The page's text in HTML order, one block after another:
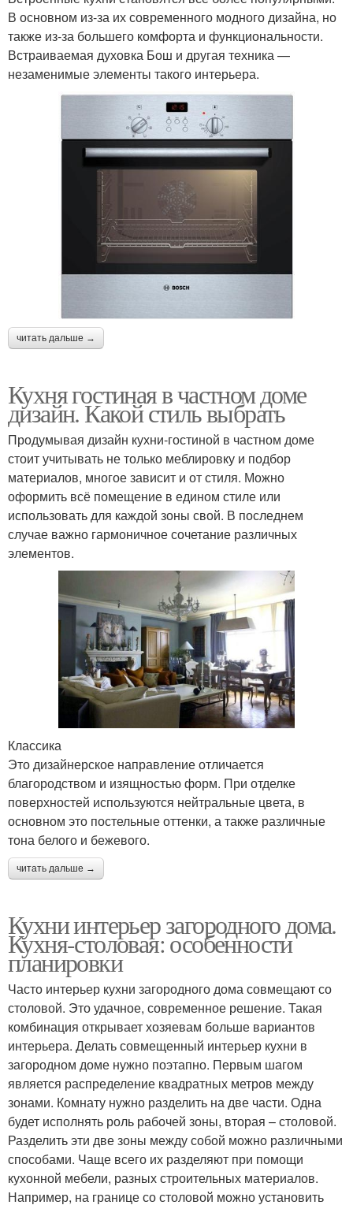
В основном из-за их современного модного дизайна, но
также из-за большего комфорта и функциональности.
Встраиваемая духовка Бош и другая техника —
незаменимые элементы такого интерьера.
читать дальше →
Кухня гостиная в частном доме
дизайн. Какой стиль выбрать
Продумывая дизайн кухни-гостиной в частном доме
стоит учитывать не только меблировку и подбор
материалов, многое зависит и от стиля. Можно
оформить всё помещение в едином стиле или
использовать для каждой зоны свой. В последнем
случае важно гармоничное сочетание различных
элементов.
Классика
Это дизайнерское направление отличается
благородством и изящностью форм. При отделке
поверхностей используются нейтральные цвета, в
основном это постельные оттенки, а также различные
тона белого и бежевого.
читать дальше →
Кухни интерьер загородного дома.
Кухня-столовая: особенности
планировки
Часто интерьер кухни загородного дома совмещают со
столовой. Это удачное, современное решение. Такая
комбинация открывает хозяевам больше вариантов
интерьера. Делать совмещенный интерьер кухни в
загородном доме нужно поэтапно. Первым шагом
является распределение квадратных метров между
зонами. Комнату нужно разделить на две части. Одна
будет исполнять роль рабочей зоны, вторая – столовой.
Разделить эти две зоны между собой можно различными
способами. Чаще всего их разделяют при помощи
кухонной мебели, разных строительных материалов.
Например, на границе со столовой можно установить